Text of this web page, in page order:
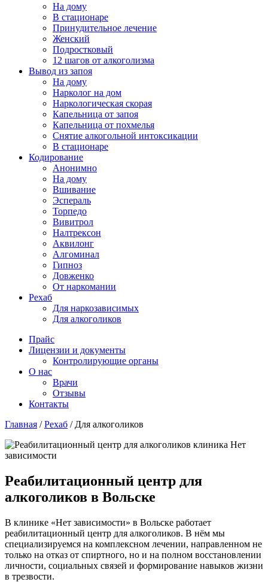
На дому
В стационаре
Принудительное лечение
Женский
Подростковый
12 шагов от алкоголизма
Вывод из запоя
На дому
Нарколог на дом
Наркологическая скорая
Капельница от запоя
Капельница от похмелья
Снятие алкогольной интоксикации
В стационаре
Кодирование
Анонимно
На дому
Вшивание
Эспераль
Торпедо
Вивитрол
Налтрексон
Аквилонг
Алгоминал
Гипноз
Довженко
От наркомании
Рехаб
Для наркозависимых
Для алкоголиков
Прайс
Лицензии и документы
Контролирующие органы
О нас
Врачи
Отзывы
Контакты
Главная /Рехаб / Для алкоголиков
Реабилитационный центр для
алкоголиков в Вольске
В клинике «Нет зависимости» в Вольске работает
реабилитационный центр для алкоголиков. В нём мы
специализируемся на комплексном лечении, направленном не
только на отказ от спиртного, но и на полном восстановлении
личности, социальных связей и формирование навыков жизни
в трезвости.